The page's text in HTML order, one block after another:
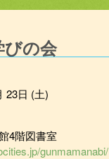
びの会
23日 (土)
4階図書室
gunmamanabi/